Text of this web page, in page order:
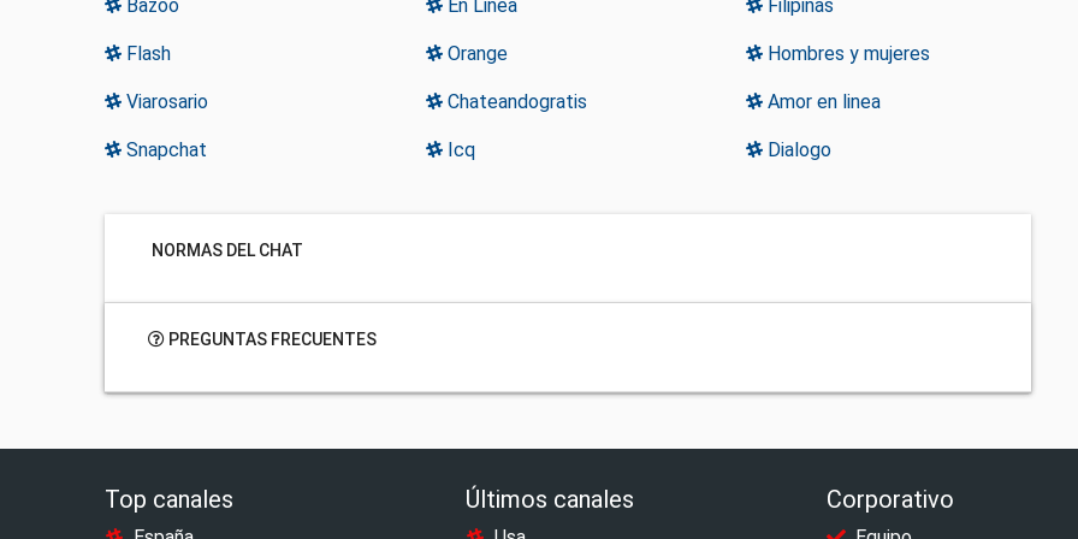
Bazoo En Linea Filipinas
Flash Orange Hombres y mujeres
Viarosario Chateandogratis Amor en linea
Snapchat Icq Dialogo
NORMAS DEL CHAT
PREGUNTAS FRECUENTES
Top canales Últimos canales Corporativo